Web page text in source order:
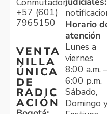
+57 (601)
7965150
VENTA
NILLA
ÚNICA
DE
RADIC
ACIÓN
Horario
atención
Lunes a
viernes
8:00 a.m.
6:00 p.m.
Sábado,
Domingo